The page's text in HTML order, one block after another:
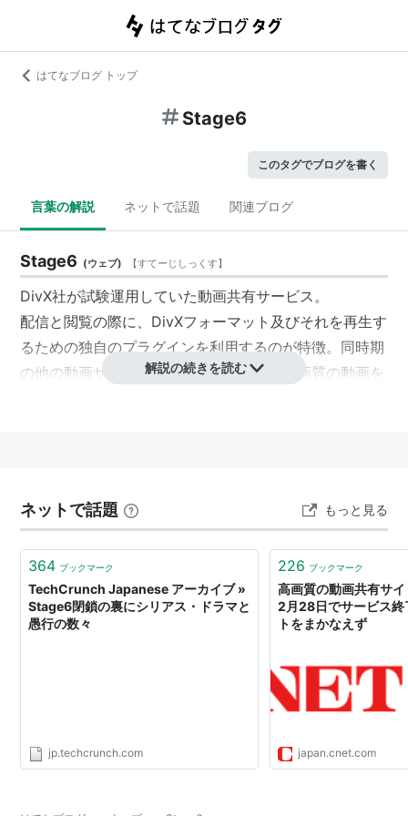
はてなブログ トップ
Stage6
このタグでブログを書く
言葉の解説 ネットで話題 関連ブログ
Stage6 (ウェブ) 【すてーじしっくす】
DivX社が試験運用していた動画共有サービス。
配信と閲覧の際に、DivXフォーマット及びそれを再生す
るための独自のプラグインを利用するのが特徴。同時期
の他の動画サイトと比べると高解像度、高画質の動画を
28日にサービスを終了した。
*1:DivXの最高財務責任者が明かした「Stage6」閉鎖の
本当の理由
解説の続きを読む
ネットで話題 もっと見る
364 ブックマーク
TechCrunch Japanese アーカイブ »
Stage6閉鎖の裏にシリアス・ドラマと
愚行の数々
jp.techcrunch.com
226 ブックマーク
高画質の動画共有サ
2月28日でサービス
トをまかなえず
japan.cnet.com